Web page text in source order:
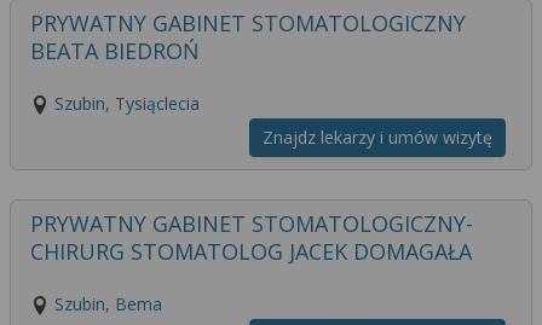
PRYWATNY GABINET STOMATOLOGICZNY
BEATA BIEDROŃ
Szubin, Tysiąclecia
Znajdz lekarzy i umów wizytę
PRYWATNY GABINET STOMATOLOGICZNY-
CHIRURG STOMATOLOG JACEK DOMAGAŁA
Szubin, Bema